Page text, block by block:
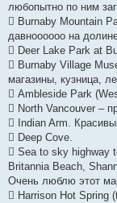
любопытно по ним
 Burnaby Mountain
давноооооо на
 Deer Lake Park at
 Burnaby Village
магазины, кузница,
 Ambleside Park
 North Vancouver –
 Indian Arm.
 Deep Cove.
 Sea to sky highway
Britannia Beach,
Очень люблю этот
 Harrison Hot Spring